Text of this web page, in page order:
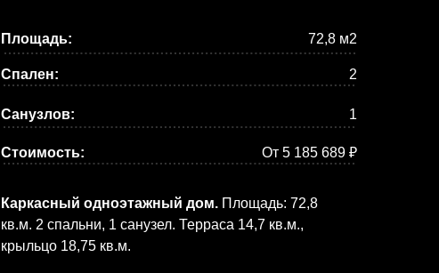
Площадь: 72,8 м2
Спален: 2
Каркасный одноэтажный дом. Площадь: 72,8
кв.м. 2 спальни, 1 санузел. Терраса 14,7 кв.м.,
крыльцо 18,75 кв.м.
Санузлов: 1
Стоимость: От 5 185 689 ₽